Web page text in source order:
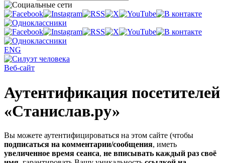
ENG
Веб-сайт
Аутентификация посетителей
«Станислав.ру»
Вы можете аутентифицироваться на этом сайте (чтобы
подписаться на комментарии/сообщения, иметь
увеличенное время сеанса, не вписывать каждый раз своё